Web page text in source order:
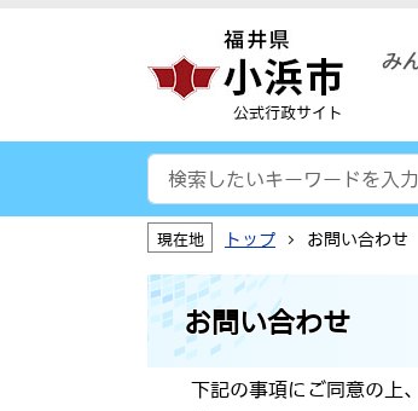
公式行政サイト
現在地 トップ お問い合わせ
お問い合わせ
下記の事項にご同意の上